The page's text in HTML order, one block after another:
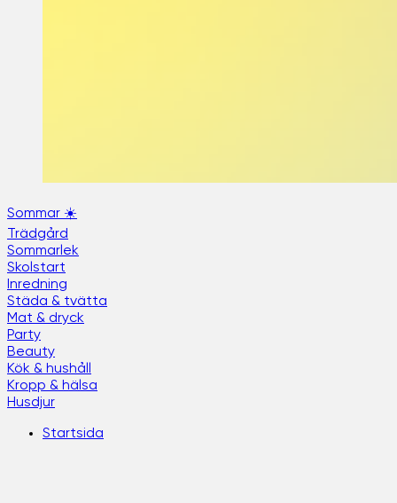
Sommar ☀️
Trädgård
Sommarlek
Skolstart
Inredning
Städa & tvätta
Mat & dryck
Party
Beauty
Kök & hushåll
Kropp & hälsa
Husdjur
Startsida